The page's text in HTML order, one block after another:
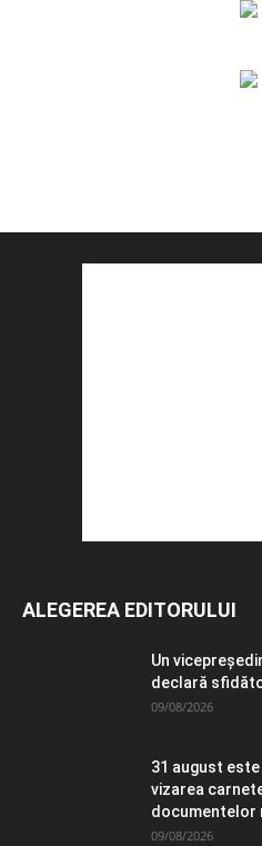
ALEGEREA EDITORULUI
Un
declară
09/08/2026
31 august
vizarea
documentelor
09/08/2026